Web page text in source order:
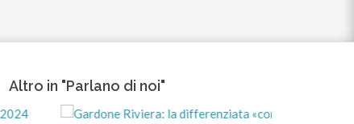
Altro in "Parlano di noi"